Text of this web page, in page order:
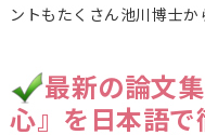
ントもたくさん池川博士か
最新の論文
心』を日本語で